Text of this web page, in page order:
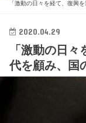
「激動の日々を経て、復興
2020.04.29
「激動の日
代を顧み、国